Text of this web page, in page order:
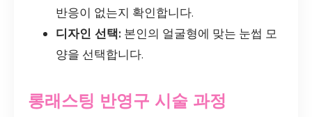
반응이 없는지 확인합니다.
디자인 선택: 본인의 얼굴형에 맞는 눈썹 모
양을 선택합니다.
롱래스팅 반영구 시술 과정